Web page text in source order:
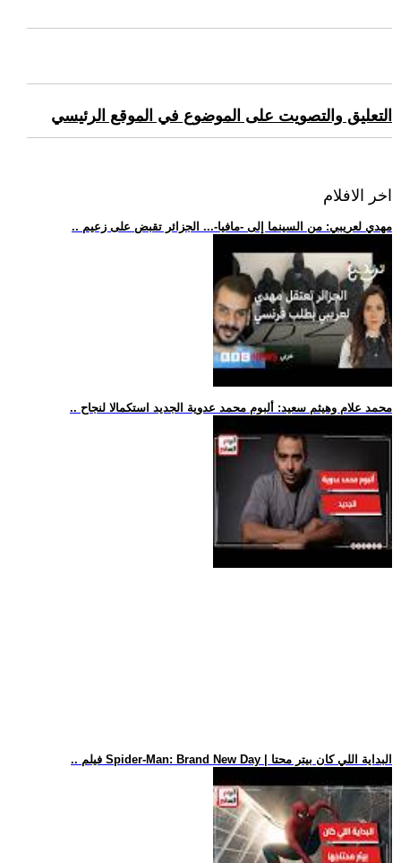
التعليق والتصويت على الموضوع في الموقع الرئيسي
اخر الافلام
.. مهدي لعريبي: من السينما إلى -مافيا-... الجزائر تقبض على زعيم
.. محمد علام وهيثم سعيد: ألبوم محمد عدوية الجديد استكمالا لنجاح
.. فيلم Spider-Man: Brand New Day | البداية اللي كان بيتر محتا